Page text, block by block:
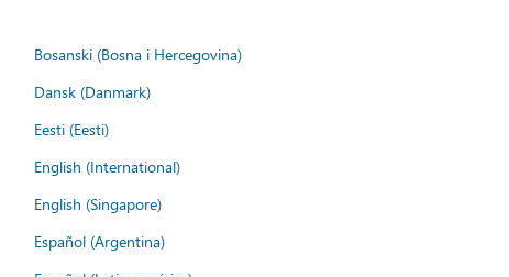
Bosanski (Bosna i Hercegovina)
Dansk (Danmark)
Eesti (Eesti)
English (International)
English (Singapore)
Español (Argentina)